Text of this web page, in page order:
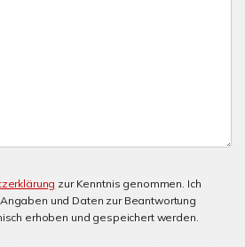
zur Kenntnis genommen. Ich
und Daten zur Beantwortung
erhoben und gespeichert werden.